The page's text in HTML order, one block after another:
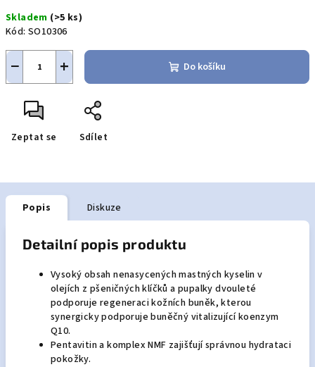
Skladem (>5 ks)
Kód: SO10306
+
− Do košíku
Zeptat se Sdílet
Popis Diskuze
Detailní popis produktu
Vysoký obsah nenasycených mastných kyselin v
olejích z pšeničných klíčků a pupalky dvouleté
podporuje regeneraci kožních buněk, kterou
synergicky podporuje buněčný vitalizující koenzym
Q10.
Pentavitin a komplex NMF zajišťují správnou hydrataci
pokožky.